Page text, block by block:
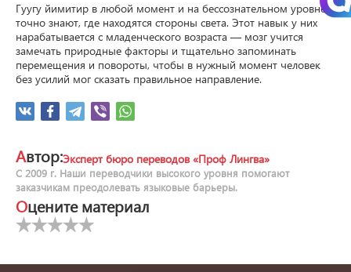
Гуугу йимитир в любой момент и на бессознательном уровне
точно знают, где находятся стороны света. Этот навык у них
нарабатывается с младенческого возраста — мозг учится
замечать природные факторы и тщательно запоминать
перемещения и повороты, чтобы в нужный момент человек
без усилий мог сказать правильное направление.
Автор:Эксперт бюро переводов «Проф Лингва»
С 2009 г. Наши переводчики высокого уровня помогают
заказчикам преодолевать языковые барьеры.
Оцените материал